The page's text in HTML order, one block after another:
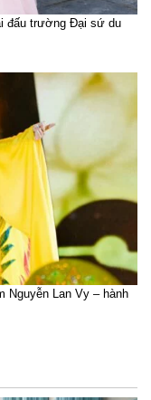
đấu trường Đại sứ du
Nguyễn Lan Vy – hành